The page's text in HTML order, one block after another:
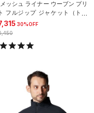
ッシュ ライナー ウーブン プリ
フルジップ ジャケット（トレ
ング/WOMEN）
30%OFF